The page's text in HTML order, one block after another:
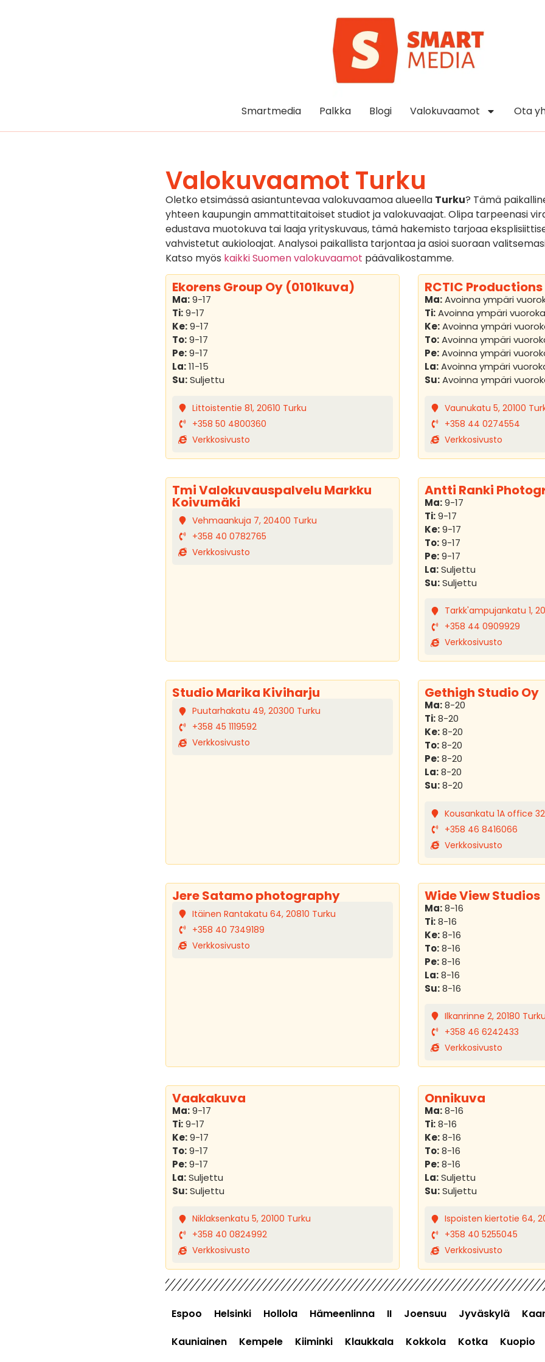
Smartmedia Palkka Blogi Valokuvaamot Ota
Valokuvaamot Turku
Oletko etsimässä asiantuntevaa valokuvaamoa alueella Turku? Tämä
yhteen kaupungin ammattitaitoiset studiot ja valokuvaajat. Olipa tarpeenasi
edustava muotokuva tai laaja yrityskuvaus, tämä hakemisto tarjoaa
vahvistetut aukioloajat. Analysoi paikallista tarjontaa ja asioi suoraan
Katso myös kaikki Suomen valokuvaamot päävalikostamme.
Ekorens Group Oy (0101kuva)
Ma:9-17
Ti:9-17
Ke:9-17
To:9-17
Pe:9-17
La:11-15
Su:Suljettu
Littoistentie 81, 20610 Turku
+358 50 4800360
Verkkosivusto
RCTIC Productions
Ma:Avoinna ympäri
Ti:Avoinna ympäri
Ke:Avoinna ympäri
To:Avoinna ympäri
Pe:Avoinna ympäri
La:Avoinna ympäri
Su:Avoinna ympäri
Vaunukatu 5, 20100
+358 44 0274554
Verkkosivusto
Tmi Valokuvauspalvelu Markku
Koivumäki
Vehmaankuja 7, 20400 Turku
+358 40 0782765
Verkkosivusto
Antti Ranki
Ma:9-17
Ti:9-17
Ke:9-17
To:9-17
Pe:9-17
La:Suljettu
Su:Suljettu
Tarkk'ampujankatu 1,
+358 44 0909929
Verkkosivusto
Studio Marika Kiviharju
Puutarhakatu 49, 20300 Turku
+358 45 1119592
Verkkosivusto
Gethigh Studio Oy
Ma:8-20
Ti:8-20
Ke:8-20
To:8-20
Pe:8-20
La:8-20
Su:8-20
Kousankatu 1A office
+358 46 8416066
Verkkosivusto
Jere Satamo photography
Itäinen Rantakatu 64, 20810 Turku
+358 40 7349189
Verkkosivusto
Wide View Studios
Ma:8-16
Ti:8-16
Ke:8-16
To:8-16
Pe:8-16
La:8-16
Su:8-16
Ilkanrinne 2, 20180
+358 46 6242433
Verkkosivusto
Vaakakuva
Ma:9-17
Ti:9-17
Ke:9-17
To:9-17
Pe:9-17
La:Suljettu
Su:Suljettu
Niklaksenkatu 5, 20100 Turku
+358 40 0824992
Verkkosivusto
Onnikuva
Ma:8-16
Ti:8-16
Ke:8-16
To:8-16
Pe:8-16
La:Suljettu
Su:Suljettu
Ispoisten kiertotie 64,
+358 40 5255045
Verkkosivusto
Espoo Helsinki Hollola Hämeenlinna II Joensuu Jyväskylä
Kauniainen
Kempele Kiiminki Klaukkala Kokkola Kotka Kuopio